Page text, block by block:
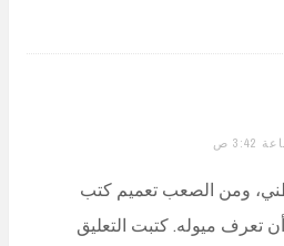
ومن الصعب تعميم كتب
تعرف ميوله. كتبت التعليق